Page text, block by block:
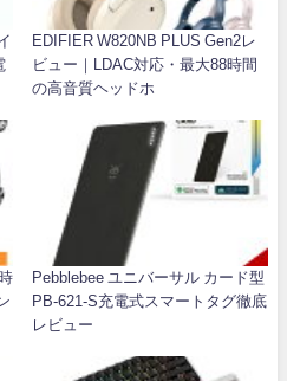
EDIFIER W820NB PLUS Gen2レ
ビュー｜LDAC対応・最大88時間
の高音質ヘッドホ
Pebblebee ユニバーサル カード型
PB-621-S充電式スマートタグ徹底
レビュー